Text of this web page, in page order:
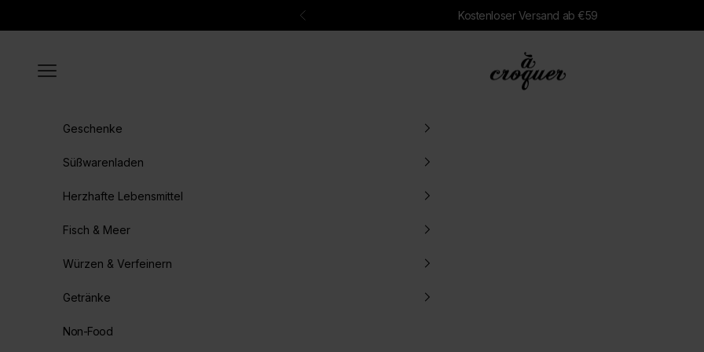
Zurück Kostenloser Versand ab €59
à croquer
Menü
Geschenke
Süßwarenladen
Herzhafte Lebensmittel
Fisch & Meer
Würzen & Verfeinern
Getränke
Non-Food